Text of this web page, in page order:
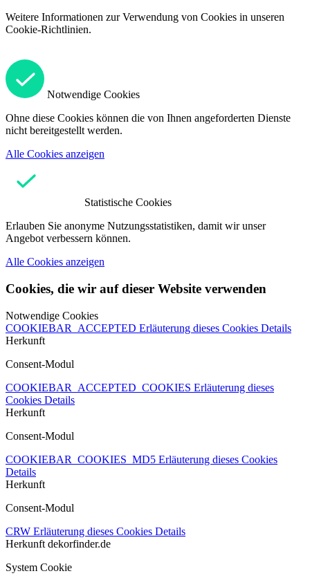
Weitere Informationen zur Verwendung von Cookies in unseren
Cookie-Richtlinien.
Notwendige Cookies
Ohne diese Cookies können die von Ihnen angeforderten Dienste
nicht bereitgestellt werden.
Alle Cookies anzeigen
Statistische Cookies
Erlauben Sie anonyme Nutzungsstatistiken, damit wir unser
Angebot verbessern können.
Alle Cookies anzeigen
Cookies, die wir auf dieser Website verwenden
Notwendige Cookies
COOKIEBAR_ACCEPTED Erläuterung dieses Cookies Details
Herkunft
Consent-Modul
COOKIEBAR_ACCEPTED_COOKIES Erläuterung dieses
Cookies Details
Herkunft
Consent-Modul
COOKIEBAR_COOKIES_MD5 Erläuterung dieses Cookies
Details
Herkunft
Consent-Modul
CRW Erläuterung dieses Cookies Details
Herkunft dekorfinder.de
System Cookie